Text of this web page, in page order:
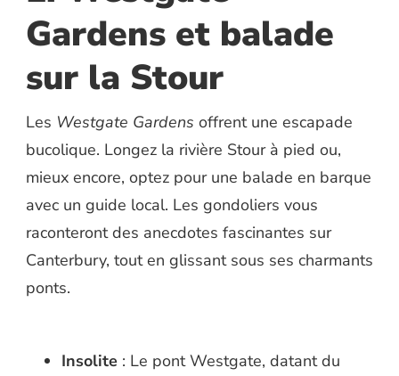
Gardens et balade
sur la Stour
Les Westgate Gardens offrent une escapade
bucolique. Longez la rivière Stour à pied ou,
mieux encore, optez pour une balade en barque
avec un guide local. Les gondoliers vous
raconteront des anecdotes fascinantes sur
Canterbury, tout en glissant sous ses charmants
ponts.
Insolite : Le pont Westgate, datant du